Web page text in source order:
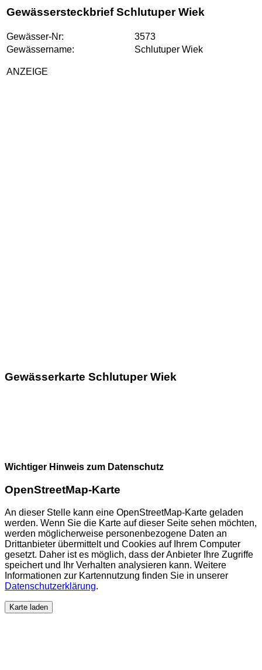
Gewässersteckbrief Schlutuper Wiek
Gewässer-Nr:
3573
Gewässername:
Schlutuper Wiek
ANZEIGE
Gewässerkarte Schlutuper Wiek
Wichtiger Hinweis zum Datenschutz
OpenStreetMap-Karte
An dieser Stelle kann eine OpenStreetMap-Karte geladen
werden. Wenn Sie die Karte auf dieser Seite sehen möchten,
werden möglicherweise personenbezogene Daten an
Drittanbieter übermittelt und Cookies auf Ihrem Computer
gesetzt. Daher ist es möglich, dass der Anbieter Ihre Zugriffe
speichert und Ihr Verhalten analysieren kann. Weitere
Informationen zur Kartennutzung finden Sie in unserer
Datenschutzerklärung.
Karte laden